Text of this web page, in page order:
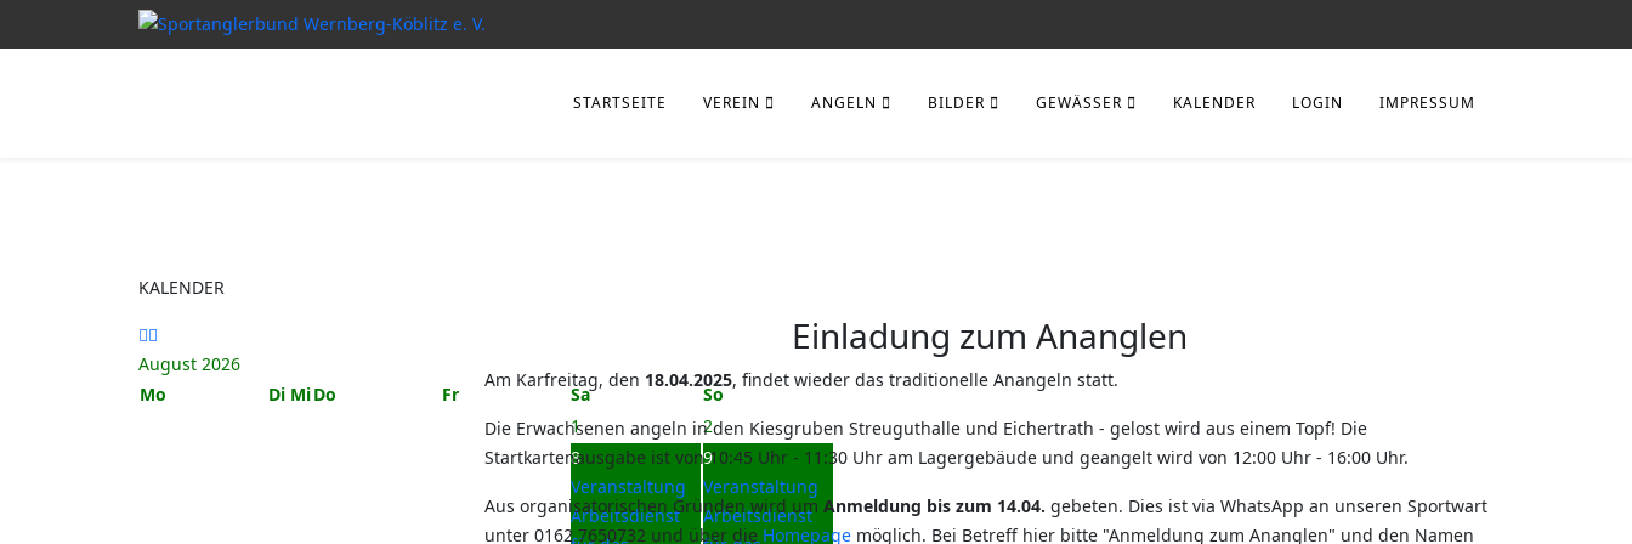
STARTSEITE VEREIN ANGELN BILDER GEWÄSSER KALENDER LOGIN IMPRESSUM
KALENDER
Monat
Monat
August 2026
Mo
Di MiDo Fr Sa
So
1
2
8
Veranstaltung
Arbeitsdienst
9
Veranstaltung
Arbeitsdienst
Einladung zum Ananglen
Am Karfreitag, den 18.04.2025, findet wieder das traditionelle Anangeln statt.
Die Erwachsenen angeln in den Kiesgruben Streuguthalle und Eichertrath - gelost wird aus einem Topf! Die
Startkartenausgabe ist von 10:45 Uhr - 11:30 Uhr am Lagergebäude und geangelt wird von 12:00 Uhr - 16:00 Uhr.
Aus organisatorischen Gründen wird um Anmeldung bis zum 14.04. gebeten. Dies ist via WhatsApp an unseren Sportwart
unter 0162 7650732 und über die Homepage möglich. Bei Betreff hier bitte "Anmeldung zum Ananglen" und den Namen